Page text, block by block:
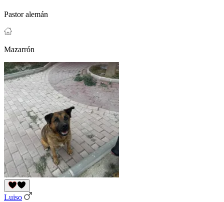
Pastor alemán
Mazarrón
Luiso